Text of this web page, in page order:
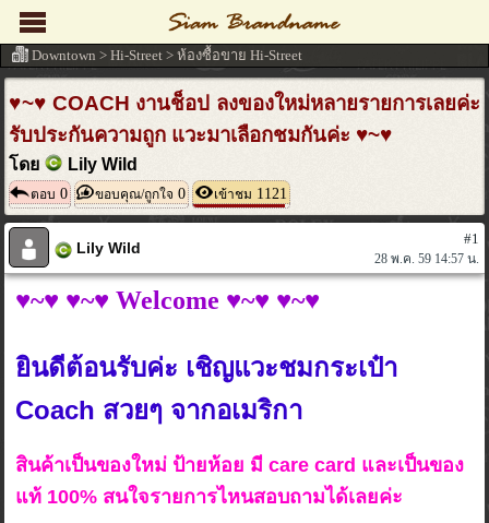
♥~♥ COACH งานช็อป ลงของใหม่หลายรายการเลยค่ะ
รับประกันความถูก แวะมาเลือกชมกันค่ะ ♥~♥
โดย Lily Wild
ตอบ 0 ขอบคุณ/ถูกใจ 0 เข้าชม 1121
Lily Wild
#1
28 พ.ค. 59 14:57 น.
♥~♥ ♥~♥ Welcome ♥~♥ ♥~♥
ยินดีต้อนรับค่ะ เชิญแวะชมกระเป๋า
Coach สวยๆ จากอเมริกา
สินค้าเป็นของใหม่ ป้ายห้อย มี care card และเป็นของ
แท้ 100% สนใจรายการไหนสอบถามได้เลยค่ะ
Downtown > Hi-Street > ห้องซื้อขาย Hi-Street